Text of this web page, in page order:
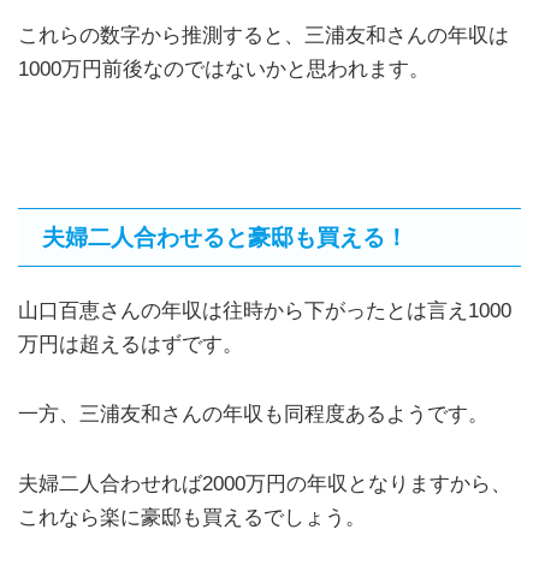
これらの数字から推測すると、三浦友和さんの年収は
1000万円前後なのではないかと思われます。
夫婦二人合わせると豪邸も買える！
山口百恵さんの年収は往時から下がったとは言え1000
万円は超えるはずです。
一方、三浦友和さんの年収も同程度あるようです。
夫婦二人合わせれば2000万円の年収となりますから、
これなら楽に豪邸も買えるでしょう。